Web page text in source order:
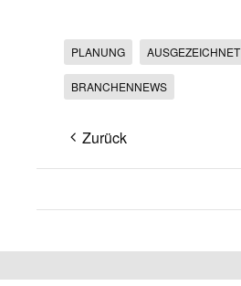
PLANUNG AUSGEZEICHNET
BRANCHENNEWS
Zurück